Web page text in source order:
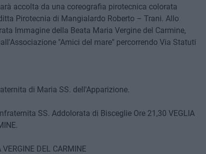
accolta da una coreografia pirotecnica colorata
Pirotecnia di Mangialardo Roberto – Trani. Allo
Immagine della Beata Maria Vergine del Carmine,
"Amici del mare" percorrendo Via Statuti
di Maria SS. dell'Apparizione.
SS. Addolorata di Bisceglie Ore 21,30 VEGLIA
DEL CARMINE